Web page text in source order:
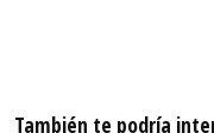
También te podría